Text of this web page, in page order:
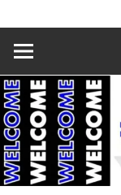
springen